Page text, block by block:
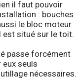
il faut pouvoir
: bouches
le bloc moteur
est situé sur le toit.
passe forcément
eux seuls
nécessaires.